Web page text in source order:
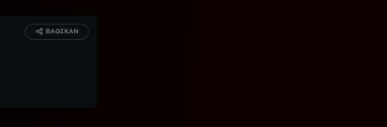
BAGIKAN